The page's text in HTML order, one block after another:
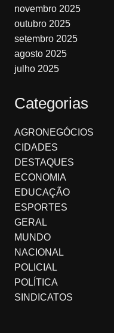
novembro 2025
outubro 2025
setembro 2025
agosto 2025
julho 2025
Categorias
AGRONEGÓCIOS
CIDADES
DESTAQUES
ECONOMIA
EDUCAÇÃO
ESPORTES
GERAL
MUNDO
NACIONAL
POLICIAL
POLÍTICA
SINDICATOS